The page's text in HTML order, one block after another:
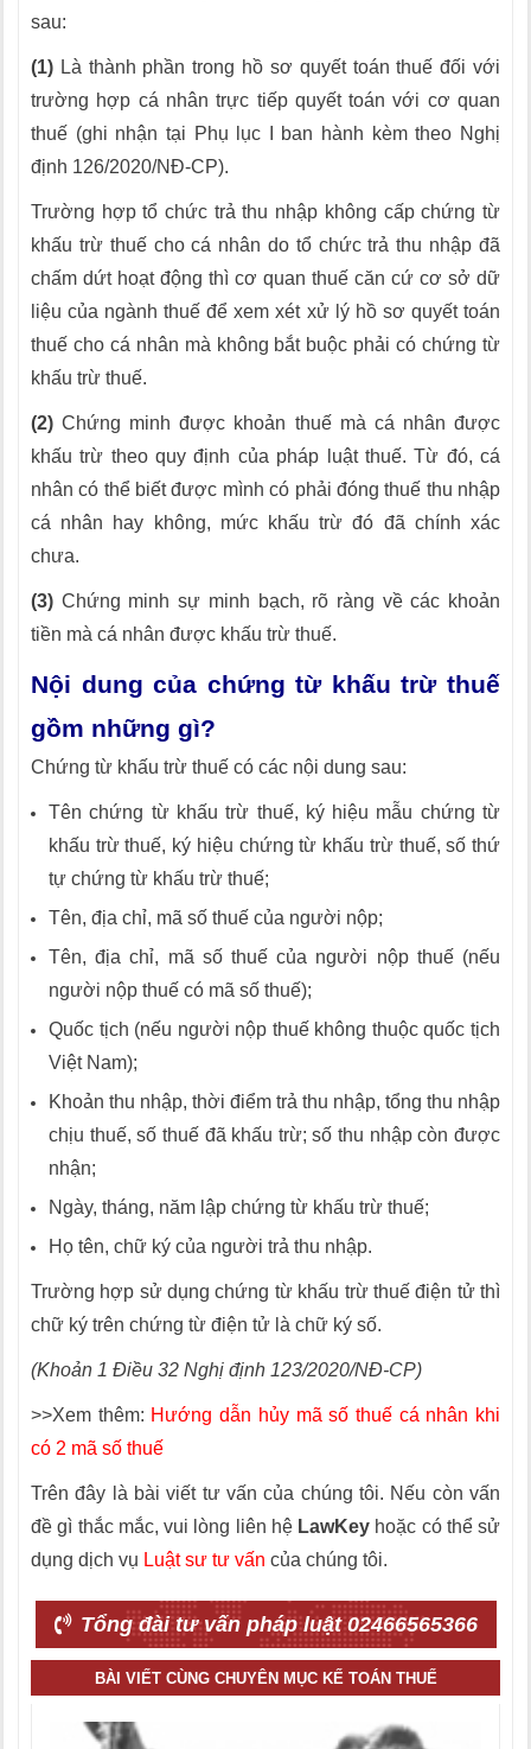
sau:
(1) Là thành phần trong hồ sơ quyết toán thuế đối với
trường hợp cá nhân trực tiếp quyết toán với cơ quan
thuế (ghi nhận tại Phụ lục I ban hành kèm theo Nghị
định 126/2020/NĐ-CP).
Trường hợp tổ chức trả thu nhập không cấp chứng từ
khấu trừ thuế cho cá nhân do tổ chức trả thu nhập đã
chấm dứt hoạt động thì cơ quan thuế căn cứ cơ sở dữ
liệu của ngành thuế để xem xét xử lý hồ sơ quyết toán
thuế cho cá nhân mà không bắt buộc phải có chứng từ
khấu trừ thuế.
(2) Chứng minh được khoản thuế mà cá nhân được
khấu trừ theo quy định của pháp luật thuế. Từ đó, cá
nhân có thể biết được mình có phải đóng thuế thu nhập
cá nhân hay không, mức khấu trừ đó đã chính xác
chưa.
(3) Chứng minh sự minh bạch, rõ ràng về các khoản
tiền mà cá nhân được khấu trừ thuế.
Nội dung của chứng từ khấu trừ thuế
gồm những gì?
Chứng từ khấu trừ thuế có các nội dung sau:
Tên chứng từ khấu trừ thuế, ký hiệu mẫu chứng từ
khấu trừ thuế, ký hiệu chứng từ khấu trừ thuế, số thứ
tự chứng từ khấu trừ thuế;
Tên, địa chỉ, mã số thuế của người nộp;
Tên, địa chỉ, mã số thuế của người nộp thuế (nếu
người nộp thuế có mã số thuế);
Quốc tịch (nếu người nộp thuế không thuộc quốc tịch
Việt Nam);
Khoản thu nhập, thời điểm trả thu nhập, tổng thu nhập
chịu thuế, số thuế đã khấu trừ; số thu nhập còn được
nhận;
Ngày, tháng, năm lập chứng từ khấu trừ thuế;
Họ tên, chữ ký của người trả thu nhập.
Trường hợp sử dụng chứng từ khấu trừ thuế điện tử thì
chữ ký trên chứng từ điện tử là chữ ký số.
(Khoản 1 Điều 32 Nghị định 123/2020/NĐ-CP)
>>Xem thêm: Hướng dẫn hủy mã số thuế cá nhân khi
có 2 mã số thuế
Trên đây là bài viết tư vấn của chúng tôi. Nếu còn vấn
đề gì thắc mắc, vui lòng liên hệ LawKey hoặc có thể sử
dụng dịch vụ Luật sư tư vấn của chúng tôi.
Tổng đài tư vấn pháp luật 02466565366
BÀI VIẾT CÙNG CHUYÊN MỤC KẾ TOÁN THUẾ